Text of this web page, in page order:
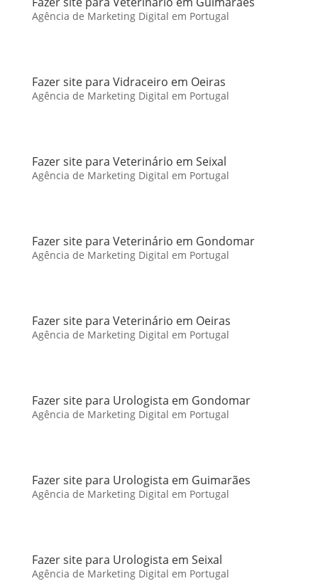
Agência de Marketing Digital em Portugal
Fazer site para Vidraceiro em Oeiras
Agência de Marketing Digital em Portugal
Fazer site para Veterinário em Seixal
Agência de Marketing Digital em Portugal
Fazer site para Veterinário em Gondomar
Agência de Marketing Digital em Portugal
Fazer site para Veterinário em Oeiras
Agência de Marketing Digital em Portugal
Fazer site para Urologista em Gondomar
Agência de Marketing Digital em Portugal
Fazer site para Urologista em Guimarães
Agência de Marketing Digital em Portugal
Fazer site para Urologista em Seixal
Agência de Marketing Digital em Portugal